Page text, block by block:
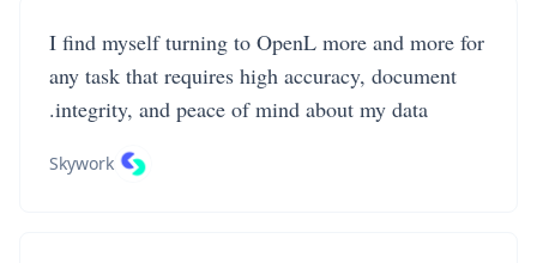
I find myself turning to OpenL more and more for
any task that requires high accuracy, document
integrity, and peace of mind about my data.
Skywork